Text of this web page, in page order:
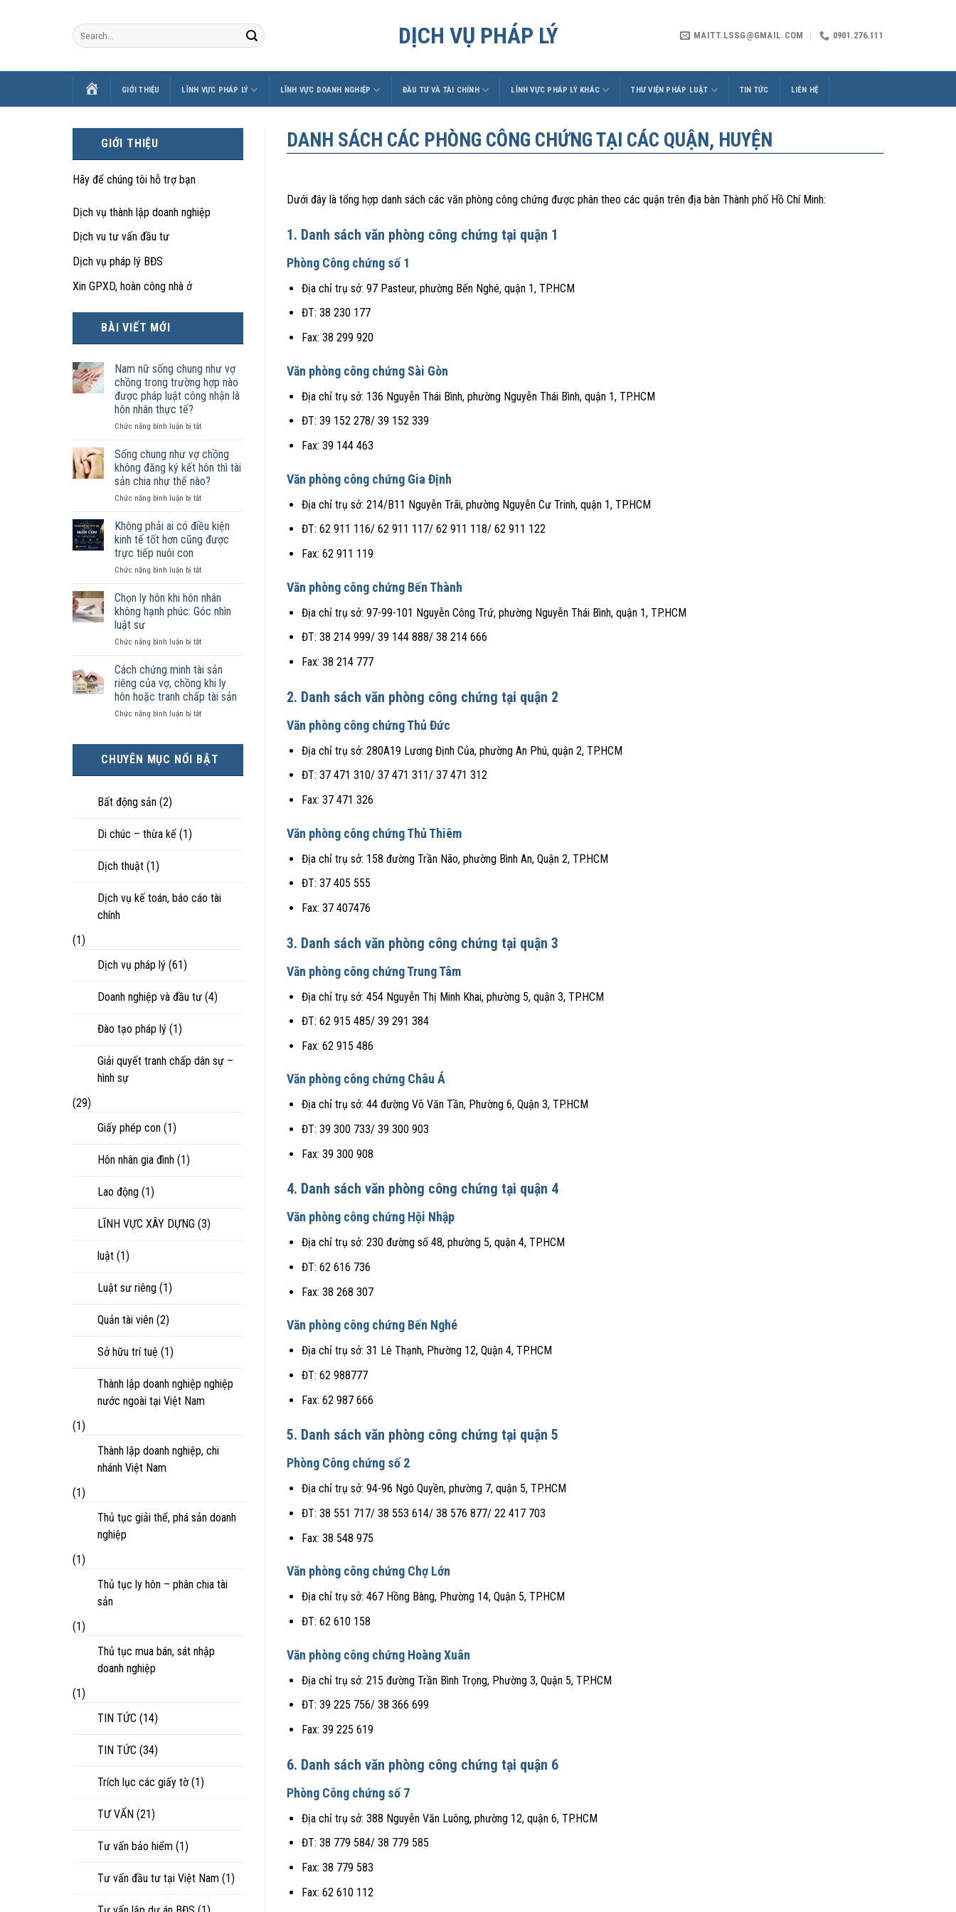
DỊCH VỤ PHÁP LÝ MAITT.LSSG@GMAIL.COM 0901.276.111
TRANGGIỚI THIỆU LĨNH VỰC PHÁP LÝ LĨNH VỰC DOANH NGHIỆP ĐẦU TƯ VÀ TÀI CHÍNH LĨNH VỰC PHÁP LÝ KHÁC THƯ VIỆN PHÁP LUẬT TIN TỨC LIÊN HỆ
GIỚI THIỆU
Hãy để chúng tôi hỗ trợ bạn
Dịch vụ thành lập doanh nghiệp
Dịch vu tư vấn đầu tư
Dịch vụ pháp lý BĐS
Xin GPXD, hoàn công nhà ở
BÀI VIẾT MỚI
Nam nữ sống chung như vợ
chồng trong trường hợp nào
được pháp luật công nhận là
hôn nhân thực tế?
Chức năng bình luận bị tắtở
nữ
sống
chung
như
vợ
trong
trường
hợp
được
luật
công
hôn
thực
tế?
Sống chung như vợ chồng
không đăng ký kết hôn thì tài
sản chia như thế nào?
Chức năng bình luận bị tắtở
chung
như
vợ
không
ký
kết
hôn
tài
chia
như
nào?
Không phải ai có điều kiện
kinh tế tốt hơn cũng được
trực tiếp nuôi con
Chức năng bình luận bị tắtở
phải
ai
có
kiện
tế
tốt
hơn
cũng
được
con
Chọn ly hôn khi hôn nhân
không hạnh phúc: Góc nhìn
luật sư
Chức năng bình luận bị tắtở
ly
hôn
khi
hôn
nhân
Góc
nhìn
Cách chứng minh tài sản
riêng của vợ, chồng khi ly
hôn hoặc tranh chấp tài sản
Chức năng bình luận bị tắtở
tài
chấp
CHUYÊN MỤC NỔI BẬT
Bất động sản (2)
Di chúc – thừa kế (1)
Dịch thuật (1)
Dịch vụ kế toán, báo cáo tài
chính
(1)
Dịch vụ pháp lý (61)
Doanh nghiệp và đầu tư (4)
Đào tạo pháp lý (1)
Giải quyết tranh chấp dân sự –
hình sự
(29)
Giấy phép con (1)
Hôn nhân gia đình (1)
Lao động (1)
LĨNH VỰC XÂY DỰNG (3)
luật (1)
Luật sư riêng (1)
Quản tài viên (2)
Sở hữu trí tuệ (1)
Thành lập doanh nghiệp nghiệp
nước ngoài tại Việt Nam
(1)
Thành lập doanh nghiệp, chi
nhánh Việt Nam
(1)
Thủ tục giải thể, phá sản doanh
nghiệp
(1)
Thủ tục ly hôn – phân chia tài
sản
(1)
Thủ tục mua bán, sát nhập
doanh nghiệp
(1)
TIN TỨC (14)
TIN TỨC (34)
Trích lục các giấy tờ (1)
TƯ VẤN (21)
Tư vấn bảo hiểm (1)
Tư vấn đầu tư tại Việt Nam (1)
DANH SÁCH CÁC PHÒNG CÔNG CHỨNG TẠI CÁC QUẬN, HUYỆN
Dưới đây là tổng hợp danh sách các văn phòng công chứng được phân theo các quận trên địa bàn Thành phố Hồ Chí Minh:
1. Danh sách văn phòng công chứng tại quận 1
Phòng Công chứng số 1
Địa chỉ trụ sở: 97 Pasteur, phường Bến Nghé, quận 1, TP.HCM
ĐT: 38 230 177
Fax: 38 299 920
Văn phòng công chứng Sài Gòn
Địa chỉ trụ sở: 136 Nguyễn Thái Bình, phường Nguyễn Thái Bình, quận 1, TP.HCM
ĐT: 39 152 278/ 39 152 339
Fax: 39 144 463
Văn phòng công chứng Gia Định
Địa chỉ trụ sở: 214/B11 Nguyễn Trãi, phường Nguyễn Cư Trinh, quận 1, TP.HCM
ĐT: 62 911 116/ 62 911 117/ 62 911 118/ 62 911 122
Fax: 62 911 119
Văn phòng công chứng Bến Thành
Địa chỉ trụ sở: 97-99-101 Nguyễn Công Trứ, phường Nguyễn Thái Bình, quận 1, TP.HCM
ĐT: 38 214 999/ 39 144 888/ 38 214 666
Fax: 38 214 777
2. Danh sách văn phòng công chứng tại quận 2
Văn phòng công chứng Thủ Đức
Địa chỉ trụ sở: 280A19 Lương Định Của, phường An Phú, quận 2, TP.HCM
ĐT: 37 471 310/ 37 471 311/ 37 471 312
Fax: 37 471 326
Văn phòng công chứng Thủ Thiêm
Địa chỉ trụ sở: 158 đường Trần Não, phường Bình An, Quận 2, TP.HCM
ĐT: 37 405 555
Fax: 37 407476
3. Danh sách văn phòng công chứng tại quận 3
Văn phòng công chứng Trung Tâm
Địa chỉ trụ sở: 454 Nguyễn Thị Minh Khai, phường 5, quận 3, TP.HCM
ĐT: 62 915 485/ 39 291 384
Fax: 62 915 486
Văn phòng công chứng Châu Á
Địa chỉ trụ sở: 44 đường Võ Văn Tần, Phường 6, Quận 3, TP.HCM
ĐT: 39 300 733/ 39 300 903
Fax: 39 300 908
4. Danh sách văn phòng công chứng tại quận 4
Văn phòng công chứng Hội Nhập
Địa chỉ trụ sở: 230 đường số 48, phường 5, quận 4, TP.HCM
ĐT: 62 616 736
Fax: 38 268 307
Văn phòng công chứng Bến Nghé
Địa chỉ trụ sở: 31 Lê Thạnh, Phường 12, Quận 4, TP.HCM
ĐT: 62 988777
Fax: 62 987 666
5. Danh sách văn phòng công chứng tại quận 5
Phòng Công chứng số 2
Địa chỉ trụ sở: 94-96 Ngô Quyền, phường 7, quận 5, TP.HCM
ĐT: 38 551 717/ 38 553 614/ 38 576 877/ 22 417 703
Fax: 38 548 975
Văn phòng công chứng Chợ Lớn
Địa chỉ trụ sở: 467 Hồng Bàng, Phường 14, Quận 5, TP.HCM
ĐT: 62 610 158
Văn phòng công chứng Hoàng Xuân
Địa chỉ trụ sở: 215 đường Trần Bình Trọng, Phường 3, Quận 5, TP.HCM
ĐT: 39 225 756/ 38 366 699
Fax: 39 225 619
6. Danh sách văn phòng công chứng tại quận 6
Phòng Công chứng số 7
Địa chỉ trụ sở: 388 Nguyễn Văn Luông, phường 12, quận 6, TP.HCM
ĐT: 38 779 584/ 38 779 585
Fax: 38 779 583
Fax: 62 610 112